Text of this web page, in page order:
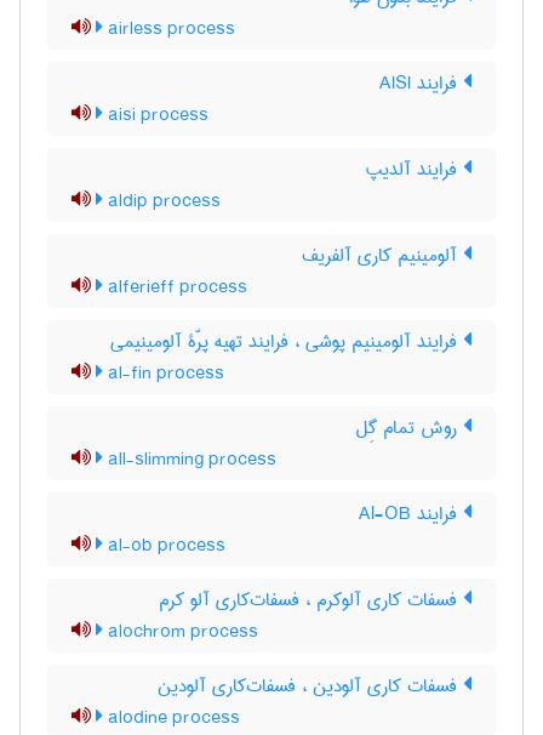
airless process
فرایند AISI
aisi process
فرایند آلدیپ
aldip process
آلومینیم کاری آلفریف
alferieff process
فرایند آلومینیم پوشی ، فرایند تهیه پرّۀ آلومینیمی
al-fin process
روش تمام گِل
all-slimming process
فرایند Al-OB
al-ob process
فسفات کاری آلوکرم ، فسفات‌کاری آلو کرم
alochrom process
فسفات کاری آلودین ، فسفات‌کاری آلودین
alodine process